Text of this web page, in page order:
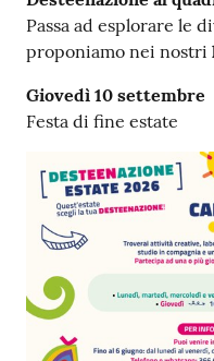
Passa ad esplorare le
proponiamo nei nostri
Giovedì 10 settembre
Festa di fine estate